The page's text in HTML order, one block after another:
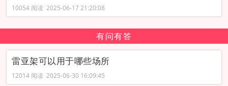
10054 阅读 2025-06-17 21:20:08
有问有答
雷亚架可以用于哪些场所
12014 阅读 2025-06-30 16:09:45